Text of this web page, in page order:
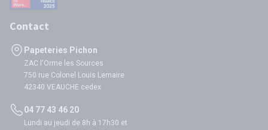
Contact
Papeteries Pichon
ZAC l'Orme les Sources
750 rue Colonel Louis Lemaire
42340 VEAUCHE cedex
04 77 43 46 20
Lundi au jeudi de 8h à 17h30 et